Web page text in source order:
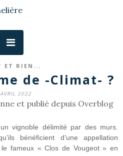
ET RIEN...
de -Climat- ?
2022
et publié depuis Overblog
vignoble délimité par des murs.
bénéficient d’une appellation
le fameux « Clos de Vougeot » en